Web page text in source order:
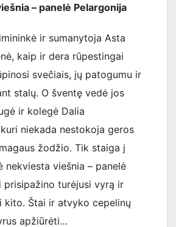
– panelė Pelargonija
ir sumanytoja Asta
kaip ir dera rūpestingai
svečiais, jų patogumu ir
stalų. O šventę vedė jos
ir kolegė Dalia
niekada nestokoja geros
žodžio. Tik staiga į
nekviesta viešnia – panelė
prisipažino turėjusi vyrą ir
kito. Štai ir atvyko cepelinų
apžiūrėti…